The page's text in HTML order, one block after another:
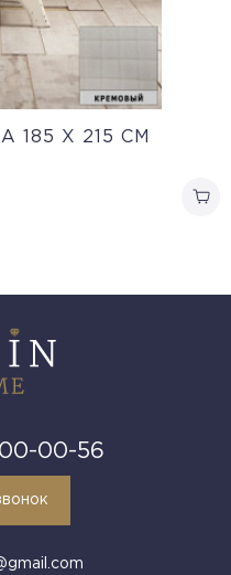
185 X 215 СМ
00-56